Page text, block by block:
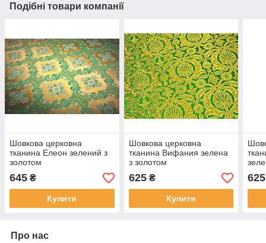
Подібні товари компанії
Шовкова церковна
тканина Елеон зелений з
золотом
645 ₴
Купити
Шовкова церковна
тканина Вифания зелена
з золотом
625₴
Купити
625
Про нас